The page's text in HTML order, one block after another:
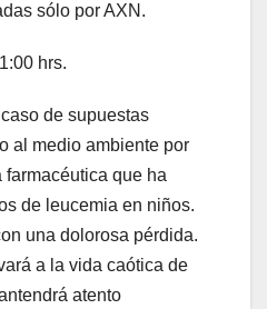
sólo por AXN.
hrs.
de supuestas
al medio ambiente por
farmacéutica que ha
de leucemia en niños.
una dolorosa pérdida.
a la vida caótica de
atento